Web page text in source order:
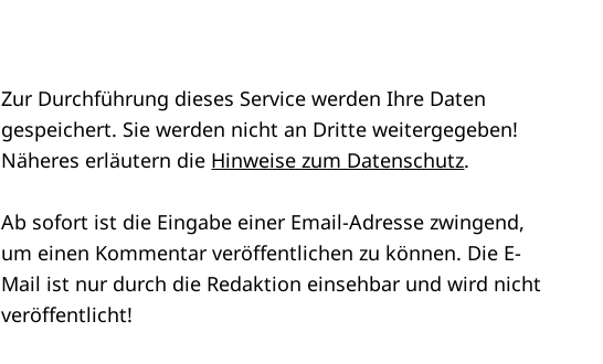
Zur Durchführung dieses Service werden Ihre Daten
gespeichert. Sie werden nicht an Dritte weitergegeben!
Näheres erläutern die Hinweise zum Datenschutz.
Ab sofort ist die Eingabe einer Email-Adresse zwingend,
um einen Kommentar veröffentlichen zu können. Die E-
Mail ist nur durch die Redaktion einsehbar und wird nicht
veröffentlicht!